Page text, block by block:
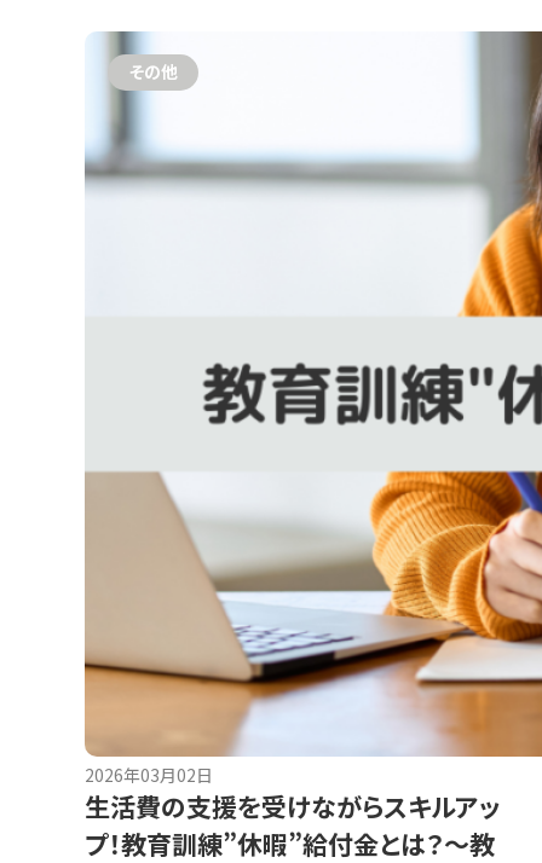
その他
2026年03月02日
生活費の支援を受けながらスキルアッ
プ！教育訓練”休暇”給付金とは？～教